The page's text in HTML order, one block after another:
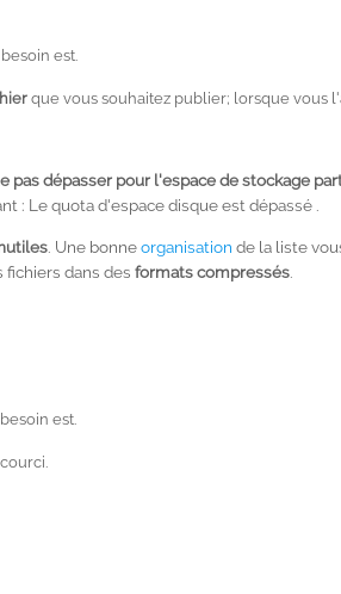
est.
que vous souhaitez publier; lorsque vous
pas dépasser pour l'espace de stockage
: Le quota d'espace disque est dépassé .
. Une bonneorganisation de la liste
dans des formats compressés
est.